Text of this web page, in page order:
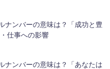
ナンバーの意味は？「成功と豊
仕事への影響
ナンバーの意味は？「あなたは